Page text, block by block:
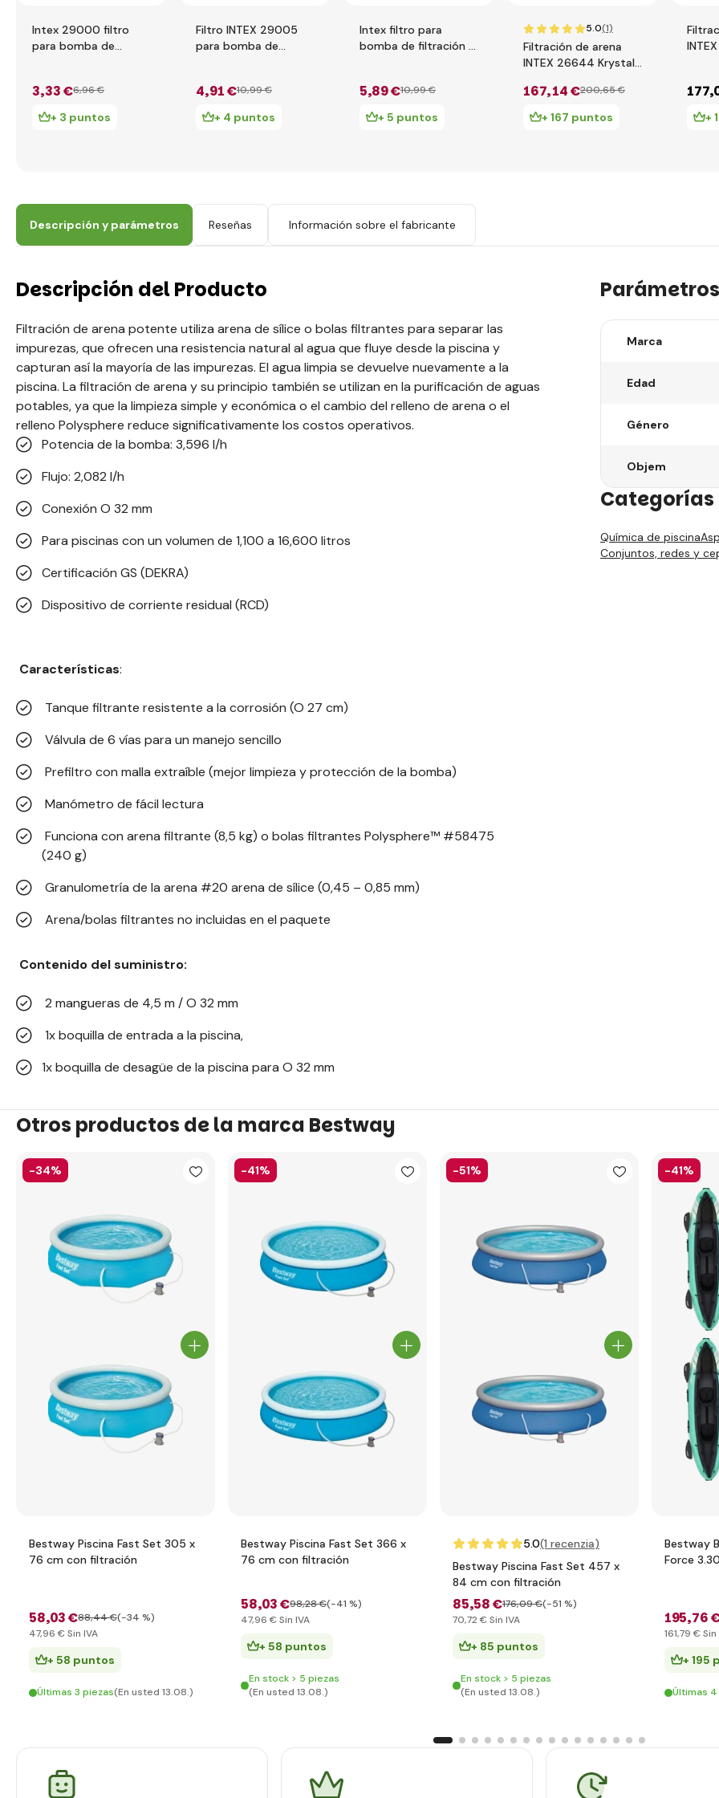
Intex 29000 filtro
para bomba de
3,33 €6,96 €
+ 3 puntos
Filtro INTEX 29005
para bomba de
4,91 €10,99 €
+ 4 puntos
Intex filtro para
bomba de filtración A
5,89 €10,99 €
+ 5 puntos
5.0(1)
Filtración de arena
INTEX 26644 Krystal
167,14 €200,65 €
+ 167 puntos
177
+
Descripción y parámetros Reseñas Información sobre el fabricante
Descripción del Producto
Filtración de arena potente utiliza arena de sílice o bolas filtrantes para separar las
impurezas, que ofrecen una resistencia natural al agua que fluye desde la piscina y
capturan así la mayoría de las impurezas. El agua limpia se devuelve nuevamente a la
piscina. La filtración de arena y su principio también se utilizan en la purificación de aguas
potables, ya que la limpieza simple y económica o el cambio del relleno de arena o el
relleno Polysphere reduce significativamente los costos operativos.
Potencia de la bomba: 3,596 l/h
Flujo: 2,082 l/h
Conexión O 32 mm
Para piscinas con un volumen de 1,100 a 16,600 litros
Certificación GS (DEKRA)
Dispositivo de corriente residual (RCD)
Características:
Tanque filtrante resistente a la corrosión (O 27 cm)
Válvula de 6 vías para un manejo sencillo
Prefiltro con malla extraíble (mejor limpieza y protección de la bomba)
Manómetro de fácil lectura
Funciona con arena filtrante (8,5 kg) o bolas filtrantes Polysphere™ #58475
(240 g)
Granulometría de la arena #20 arena de sílice (0,45 – 0,85 mm)
Arena/bolas filtrantes no incluidas en el paquete
Contenido del suministro:
2 mangueras de 4,5 m / O 32 mm
1x boquilla de entrada a la piscina,
1x boquilla de desagüe de la piscina para O 32 mm
Parámetros
Marca
Edad
Género
Objem
Química de piscina
Conjuntos, redes y
Otros productos de la marca Bestway
-34%
Bestway Piscina Fast Set 305 x
76 cm con filtración
58,03 €88,44 €(-34 %)
47,96 € Sin IVA
+ 58 puntos
Últimas 3 piezas(En usted 13.08.)
-41%
Bestway Piscina Fast Set 366 x
76 cm con filtración
58,03 €98,28 €(-41 %)
47,96 € Sin IVA
+ 58 puntos
En stock > 5 piezas
(En usted 13.08.)
-51%
5.0(1 recenzia)
Bestway Piscina Fast Set 457 x
84 cm con filtración
85,58 €176,09 €(-51 %)
70,72 € Sin IVA
+ 85 puntos
En stock > 5 piezas
(En usted 13.08.)
-41%
Bestway
Force
195,76
161,79 € Sin
+ 195
Últimas